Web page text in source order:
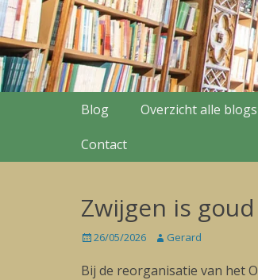
Secondary Menu
Skip
content
Blog Overzicht alle blogs
Contact
Zwijgen is goud
Posted
26/05/2026 Author
Gerard
Bij de reorganisatie van het